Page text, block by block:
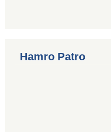
Hamro Patro